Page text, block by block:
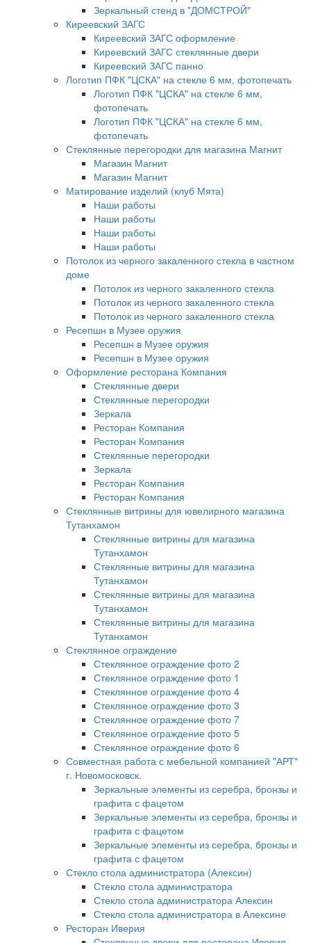
Зеркальный стенд в "ДОМСТРОЙ"
Киреевский ЗАГС
Киреевский ЗАГС оформление
Киреевский ЗАГС стеклянные двери
Киреевский ЗАГС панно
Логотип ПФК "ЦСКА" на стекле 6 мм, фотопечать
Логотип ПФК "ЦСКА" на стекле 6 мм,
фотопечать
Логотип ПФК "ЦСКА" на стекле 6 мм,
фотопечать
Стеклянные перегородки для магазина Магнит
Магазин Магнит
Магазин Магнит
Матирование изделий (клуб Мята)
Наши работы
Наши работы
Наши работы
Наши работы
Потолок из черного закаленного стекла в частном
доме
Потолок из черного закаленного стекла
Потолок из черного закаленного стекла
Потолок из черного закаленного стекла
Ресепшн в Музее оружия
Ресепшн в Музее оружия
Ресепшн в Музее оружия
Оформление ресторана Компания
Стеклянные двери
Стеклянные перегородки
Зеркала
Ресторан Компания
Ресторан Компания
Стеклянные перегородки
Зеркала
Ресторан Компания
Ресторан Компания
Стеклянные витрины для ювелирного магазина
Тутанхамон
Стеклянные витрины для магазина
Тутанхамон
Стеклянные витрины для магазина
Тутанхамон
Стеклянные витрины для магазина
Тутанхамон
Стеклянные витрины для магазина
Тутанхамон
Стеклянное ограждение
Стеклянное ограждение фото 2
Стеклянное ограждение фото 1
Стеклянное ограждение фото 4
Стеклянное ограждение фото 3
Стеклянное ограждение фото 7
Стеклянное ограждение фото 5
Стеклянное ограждение фото 6
Совместная работа с мебельной компанией "АРТ"
г. Новомосковск.
Зеркальные элементы из серебра, бронзы и
графита с фацетом
Зеркальные элементы из серебра, бронзы и
графита с фацетом
Зеркальные элементы из серебра, бронзы и
графита с фацетом
Стекло стола администратора (Алексин)
Стекло стола администратора
Стекло стола администратора Алексин
Стекло стола администратора в Алексине
Ресторан Иверия